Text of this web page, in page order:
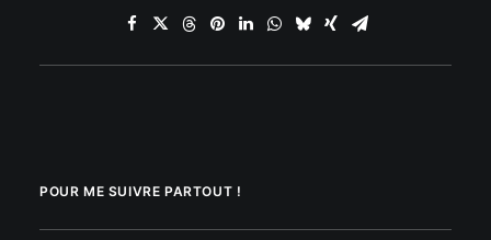
POUR ME SUIVRE PARTOUT !